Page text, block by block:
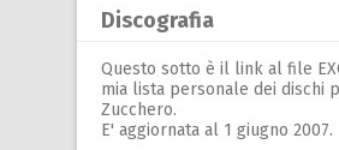
Discografia
Questo sotto è il link al file
mia lista personale dei dischi
Zucchero.
E' aggiornata al 1 giugno 2007.